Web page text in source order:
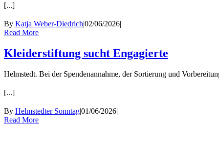
[...]
By Katja Weber-Diedrich|02/06/2026|
Read More
Kleiderstiftung sucht Engagierte
Helmstedt. Bei der Spendenannahme, der Sortierung und
[...]
By Helmstedter Sonntag|01/06/2026|
Read More